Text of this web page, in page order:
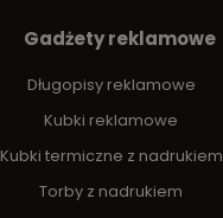
Gadżety reklamowe
Długopisy reklamowe
Kubki reklamowe
Kubki termiczne z nadrukiem
Torby z nadrukiem